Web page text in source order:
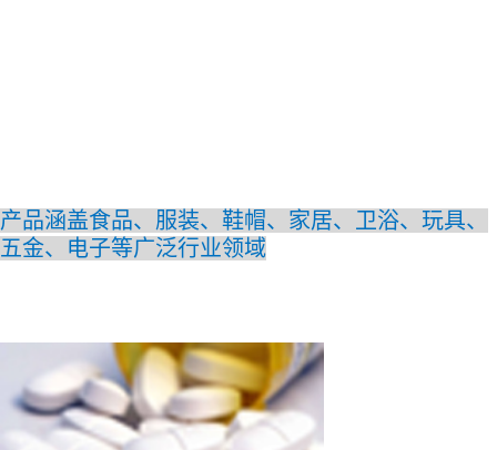
产品涵盖食品、服装、鞋帽、家居、卫浴、玩具、
五金、电子等广泛行业领域